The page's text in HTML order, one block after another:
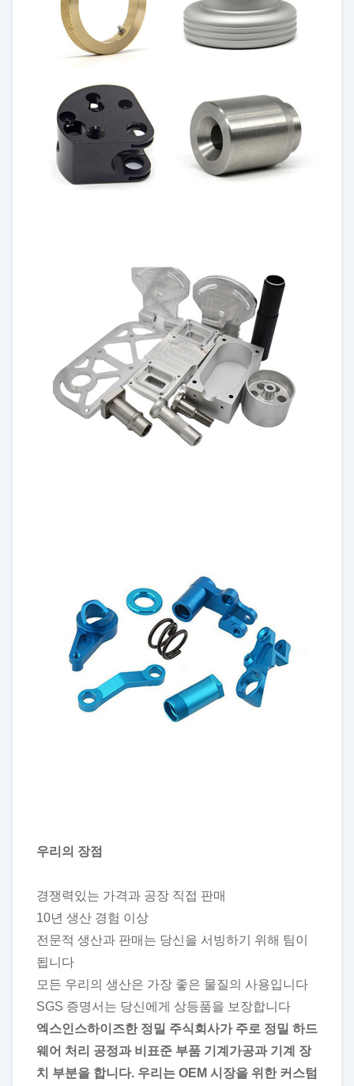
우리의 장점
경쟁력있는 가격과 공장 직접 판매
10년 생산 경험 이상
전문적 생산과 판매는 당신을 서빙하기 위해 팀이
됩니다
모든 우리의 생산은 가장 좋은 물질의 사용입니다
SGS 증명서는 당신에게 상등품을 보장합니다
엑스인스하이즈한 정밀 주식회사가 주로 정밀 하드
웨어 처리 공정과 비표준 부품 기계가공과 기계 장
치 부분을 합니다. 우리는 OEM 시장을 위한 커스텀